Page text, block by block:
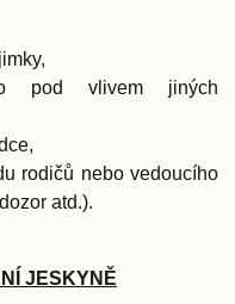
pod vlivem jiných
rodičů nebo vedoucího
atd.).
JESKYNĚ